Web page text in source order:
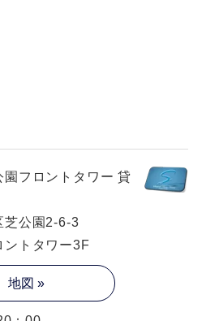
園フロントタワー 貸
芝公園2-6-3
ントタワー3F
地図 »